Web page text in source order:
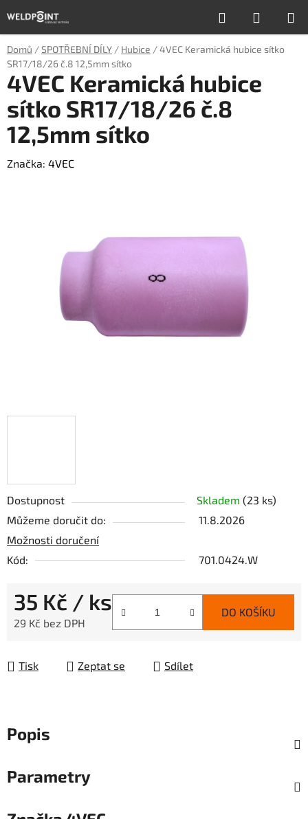
na
obsah
Hledat
KOŠÍK
Domů /SPOTŘEBNÍ DÍLY / Hubice /4VEC Keramická hubice sítko
SR17/18/26 č.8 12,5mm sítko
Dostupnost Skladem (23 ks)
Můžeme doručit do:
11.8.2026
Možnosti doručení
Kód:
701.0424.W
35 Kč / ks
29 Kč bez DPH
DO KOŠÍKU
Tisk Zeptat se Sdílet
4VEC Keramická hubice
sítko SR17/18/26 č.8
12,5mm sítko
Značka: 4VEC
Popis
Parametry